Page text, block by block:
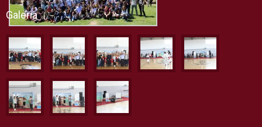
Galeria